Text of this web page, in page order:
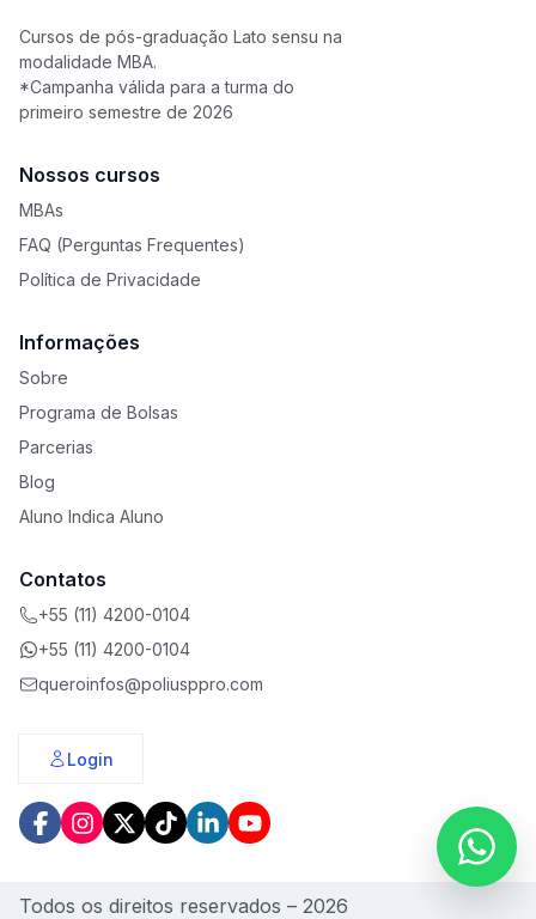
Cursos de pós-graduação Lato sensu na
modalidade MBA.
*Campanha válida para a turma do
primeiro semestre de 2026
Nossos cursos
MBAs
FAQ (Perguntas Frequentes)
Política de Privacidade
Informações
Sobre
Programa de Bolsas
Parcerias
Blog
Aluno Indica Aluno
Contatos
+55 (11) 4200-0104
+55 (11) 4200-0104
queroinfos@poliusppro.com
Login
Todos os direitos reservados – 2026